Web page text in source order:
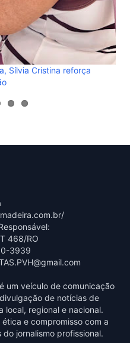
Sílvia Cristina reforça
468/RO
3939
um veículo de comunicação
de notícias de
local, regional e nacional.
e compromisso com a
jornalismo profissional.